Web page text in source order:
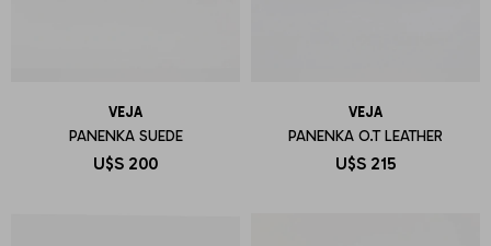
VEJA
PANENKA SUEDE
U$S 200
VEJA
PANENKA O.T LEATHER
U$S 215